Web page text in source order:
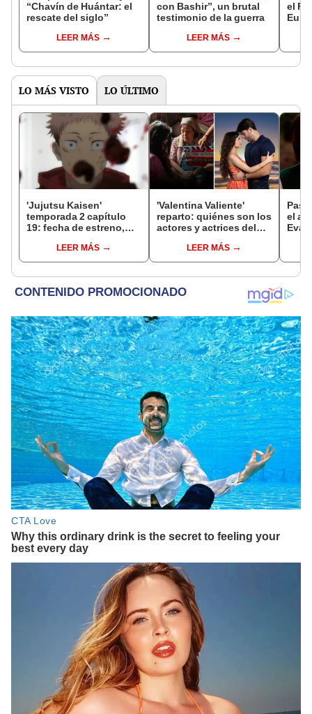
“Chavín de Huántar: el
rescate del siglo”
LEER MÁS
con Bashir”, un brutal
testimonio de la guerra
LEER MÁS
el
LO MÁS VISTO LO ÚLTIMO
'Jujutsu Kaisen'
temporada 2 capítulo
19: fecha de estreno,
anime ONLINE
LEER MÁS
'Valentina Valiente'
reparto: quiénes son los
actores y actrices del
nueva novela de Latina
LEER MÁS
el
Eva